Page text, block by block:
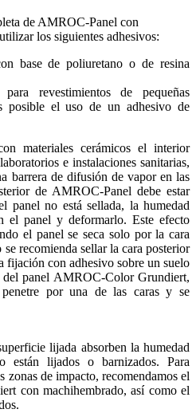
de AMROC-Panel con
los siguientes adhesivos:
base de poliuretano o de resina
revestimientos de pequeñas
posible el uso de un adhesivo de
materiales cerámicos el interior
e instalaciones sanitarias,
barrera de difusión de vapor en las
de AMROC-Panel debe estar
panel no está sellada, la humedad
el panel y deformarlo. Este efecto
el panel se seca solo por la cara
recomienda sellar la cara posterior
fijación con adhesivo sobre un suelo
del panel AMROC-Color Grundiert,
por una de las caras y se
lijada absorben la humedad
están lijados o barnizados. Para
zonas de impacto, recomendamos el
con machihembrado, así como el